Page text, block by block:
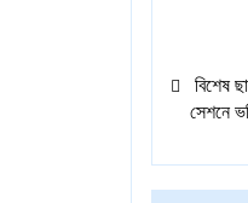
বিশেষ
সেশনে
বিশেষ